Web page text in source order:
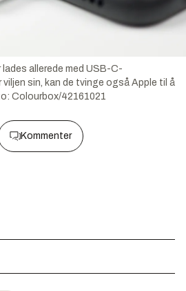
allerede med USB-C-
sin, kan de tvinge også Apple til å
Colourbox/42161021
Kommenter